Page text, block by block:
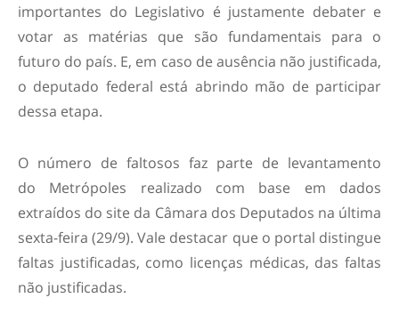
importantes do Legislativo é justamente debater e
votar as matérias que são fundamentais para o
futuro do país. E, em caso de ausência não justificada,
o deputado federal está abrindo mão de participar
dessa etapa.
O número de faltosos faz parte de levantamento
do Metrópoles realizado com base em dados
extraídos do site da Câmara dos Deputados na última
sexta-feira (29/9). Vale destacar que o portal distingue
faltas justificadas, como licenças médicas, das faltas
não justificadas.